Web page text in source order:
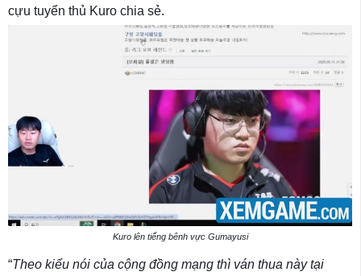
cựu tuyển thủ Kuro chia sẻ.
Kuro lên tiếng bênh vực Gumayusi
“Theo kiểu nói của cộng đồng mạng thì ván thua này tại